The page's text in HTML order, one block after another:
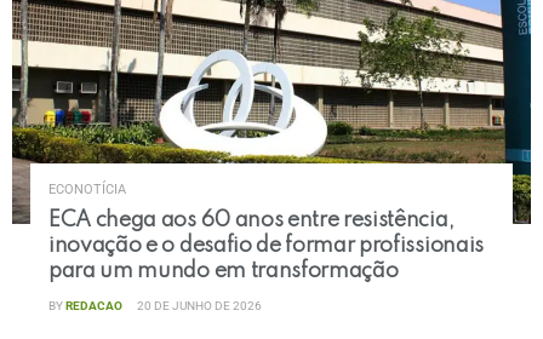
ECONOTÍCIA
ECA chega aos 60 anos entre resistência,
inovação e o desafio de formar profissionais
para um mundo em transformação
BYREDACAO 20 DE JUNHO DE 2026